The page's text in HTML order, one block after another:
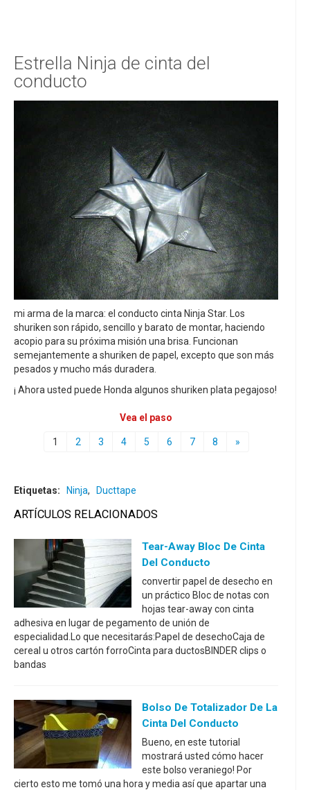
Estrella Ninja de cinta del
conducto
mi arma de la marca: el conducto cinta Ninja Star. Los
shuriken son rápido, sencillo y barato de montar, haciendo
acopio para su próxima misión una brisa. Funcionan
semejantemente a shuriken de papel, excepto que son más
pesados y mucho más duradera.
¡ Ahora usted puede Honda algunos shuriken plata pegajoso!
Vea el paso
1 2 3 4 5 6 7 8 »
Etiquetas: Ninja, Ducttape
ARTÍCULOS RELACIONADOS
Tear-Away Bloc De Cinta
Del Conducto
convertir papel de desecho en
un práctico Bloc de notas con
hojas tear-away con cinta
adhesiva en lugar de pegamento de unión de
especialidad.Lo que necesitarás:Papel de desechoCaja de
cereal u otros cartón forroCinta para ductosBINDER clips o
bandas
Bolso De Totalizador De La
Cinta Del Conducto
Bueno, en este tutorial
mostrará usted cómo hacer
este bolso veraniego! Por
cierto esto me tomó una hora y media así que apartar una